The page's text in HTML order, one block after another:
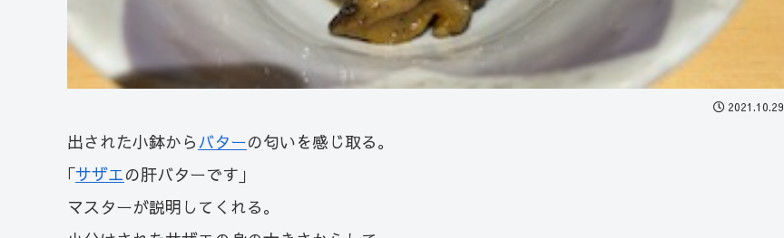
2021.10.29
出された小鉢からバターの匂いを感じ取る。
｢サザエの肝バターです｣
マスターが説明してくれる。